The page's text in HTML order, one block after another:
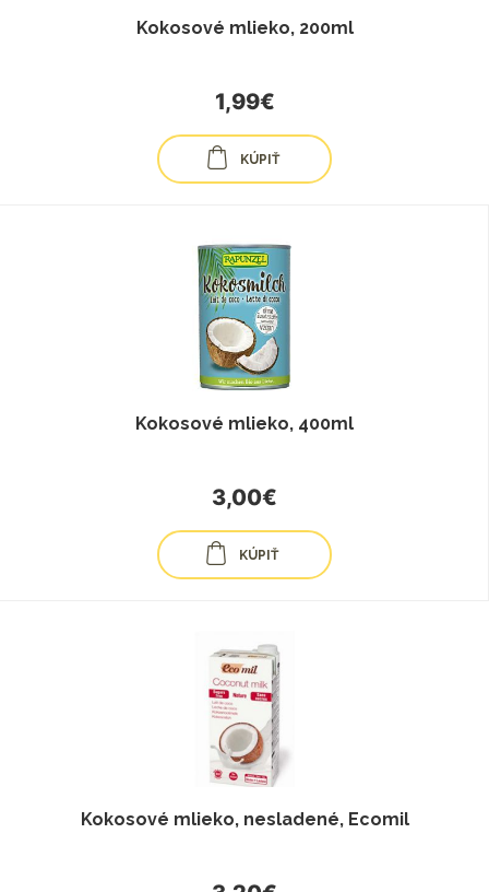
Kokosové mlieko, 200ml
1,99€
KÚPIŤ
Kokosové mlieko, 400ml
3,00€
KÚPIŤ
Kokosové mlieko, nesladené, Ecomil